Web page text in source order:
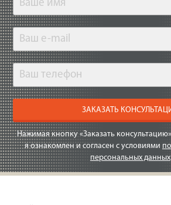
ЗАКАЗАТЬ
Нажимая кнопку «Заказать
я ознакомлен и согласен с условиями
персональных данных